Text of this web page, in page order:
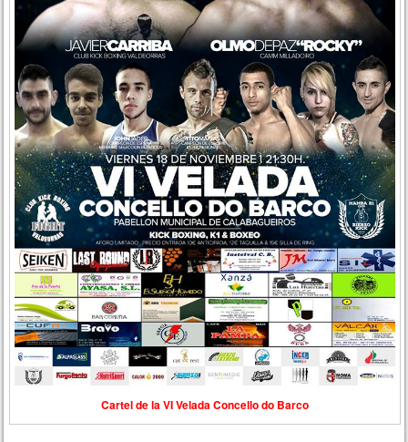
Cartel de la VI Velada Concello do Barco